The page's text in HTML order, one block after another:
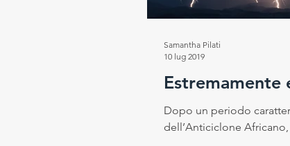
Progetto RESEt
Estremamente
Dopo un periodo
dell’Anticiclone
Samantha Pilati
10 lug 2019